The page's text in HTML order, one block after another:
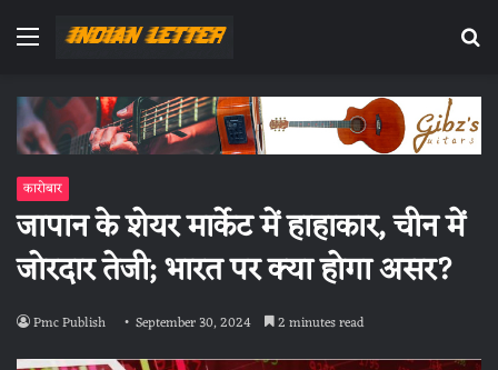
Menu
कारोबार
जापान के शेयर मार्केट में हाहाकार, चीन में
जोरदार तेजी; भारत पर क्या होगा असर?
Pmc Publish September 30, 2024 2 minutes read